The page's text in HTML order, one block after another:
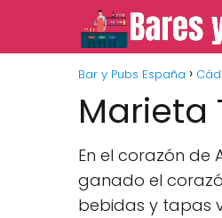
Bar y Pubs España
Marieta
En el corazón de
ganado el
bebidas y tapas